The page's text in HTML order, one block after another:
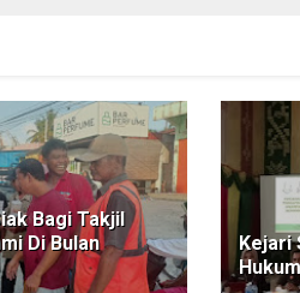
Bagi Takjil
Di Bulan
Kejari